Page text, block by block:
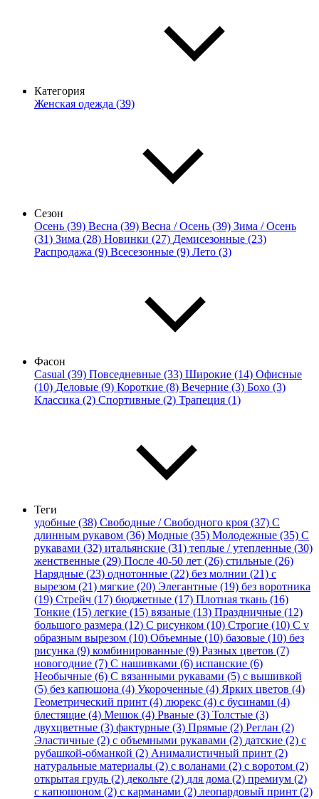
Категория
Женская одежда (39)
Сезон
Осень (39) Весна (39) Весна / Осень (39) Зима / Осень
(31) Зима (28) Новинки (27) Демисезонные (23)
Распродажа (9) Всесезонные (9) Лето (3)
Фасон
Casual (39) Повседневные (33) Широкие (14) Офисные
(10) Деловые (9) Короткие (8) Вечерние (3) Бохо (3)
Классика (2) Спортивные (2) Трапеция (1)
Теги
удобные (38) Свободные / Свободного кроя (37) С
длинным рукавом (36) Модные (35) Молодежные (35) С
рукавами (32) итальянские (31) теплые / утепленные (30)
женственные (29) После 40-50 лет (26) стильные (26)
Нарядные (23) однотонные (22) без молнии (21) с
вырезом (21) мягкие (20) Элегантные (19) без воротника
(19) Стрейч (17) бюджетные (17) Плотная ткань (16)
Тонкие (15) легкие (15) вязаные (13) Праздничные (12)
большого размера (12) С рисунком (10) Строгие (10) С v
образным вырезом (10) Объемные (10) базовые (10) без
рисунка (9) комбинированные (9) Разных цветов (7)
новогодние (7) С нашивками (6) испанские (6)
Необычные (6) С вязанными рукавами (5) с вышивкой
(5) без капюшона (4) Укороченные (4) Ярких цветов (4)
Геометрический принт (4) люрекс (4) с бусинами (4)
блестящие (4) Мешок (4) Рваные (3) Толстые (3)
двухцветные (3) фактурные (3) Прямые (2) Реглан (2)
Эластичные (2) с объемными рукавами (2) датские (2) с
рубашкой-обманкой (2) Анималистичный принт (2)
натуральные материалы (2) с воланами (2) с воротом (2)
открытая грудь (2) декольте (2) для дома (2) премиум (2)
с капюшоном (2) с карманами (2) леопардовый принт (2)